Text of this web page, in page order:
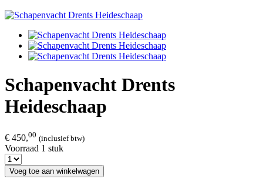
Schapenvacht Drents
Heideschaap
€ 450,00 (inclusief btw)
Voorraad 1 stuk
Voeg toe aan winkelwagen